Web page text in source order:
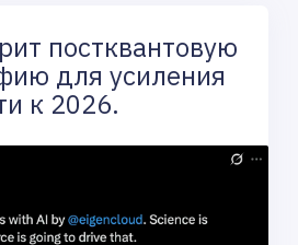
постквантовую
для усиления
к 2026.